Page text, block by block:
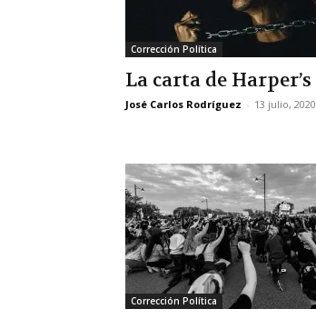
Corrección Política
La carta de Harper’s
José Carlos Rodríguez - 13 julio, 2020
Corrección Política